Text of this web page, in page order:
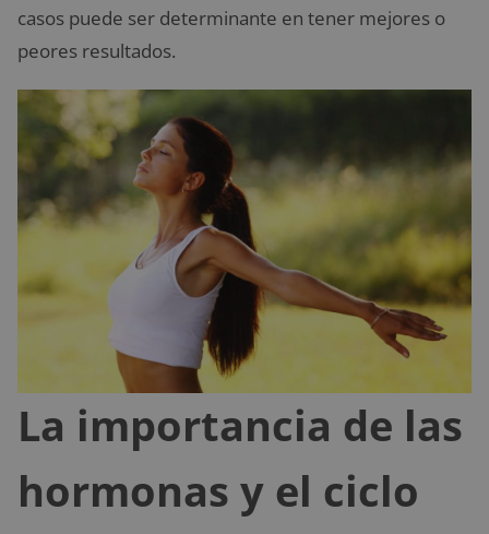
casos puede ser determinante en tener mejores o
peores resultados.
La importancia de las
hormonas y el ciclo